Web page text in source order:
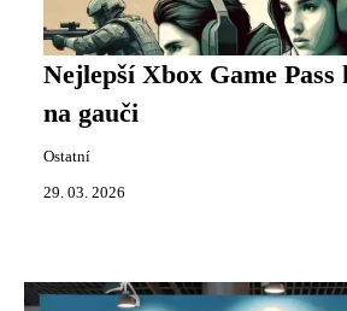
Nejlepší Xbox Game
na gauči
Ostatní
29. 03. 2026